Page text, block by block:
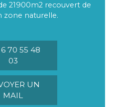
21900m2 recouvert de
zone naturelle.
6 70 55 48
03
UN
MAIL